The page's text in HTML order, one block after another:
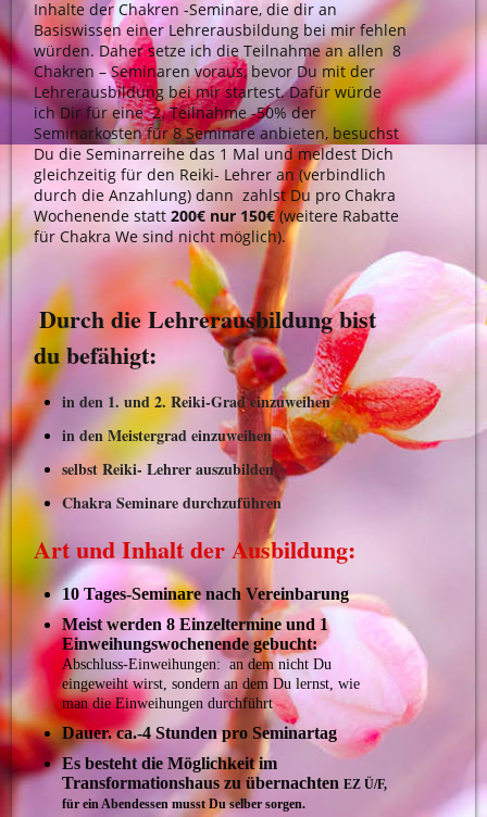
Inhalte der Chakren -Seminare, die dir an
Basiswissen einer Lehrerausbildung bei mir fehlen
würden. Daher setze ich die Teilnahme an allen 8
Chakren – Seminaren voraus, bevor Du mit der
Lehrerausbildung bei mir startest. Dafür würde
ich Dir für eine 2. Teilnahme -50% der
Seminarkosten für 8 Seminare anbieten, besuchst
Du die Seminarreihe das 1 Mal und meldest Dich
gleichzeitig für den Reiki- Lehrer an (verbindlich
durch die Anzahlung) dann zahlst Du pro Chakra
Wochenende statt200€ nur 150€(weitere Rabatte
für Chakra We sind nicht möglich).
Durch die Lehrerausbildung bist
du befähigt:
in den 1. und 2. Reiki-Grad einzuweihen
in den Meistergrad einzuweihen
selbst Reiki- Lehrer auszubilden
Chakra Seminare durchzuführen
Art und Inhalt der Ausbildung:
10 Tages-Seminare nach Vereinbarung
Meist werden 8 Einzeltermine und 1
Einweihungswochenende gebucht:
Abschluss-Einweihungen: an dem nicht Du
eingeweiht wirst, sondern an dem Du lernst, wie
man die Einweihungen durchführt
Dauer.ca.-4 Stunden pro Seminartag
Es besteht die Möglichkeit im
Transformationshaus zu übernachtenEZ Ü/F,
für ein Abendessen musst Du selber sorgen.